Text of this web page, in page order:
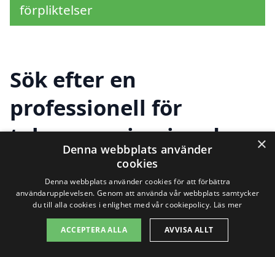
förpliktelser
Sök efter en
professionell för
takrenovering i andra
städer nära Kungsör
Att hitta rätt hjälp för takrenovering i
Kungsör kan ibland kännas
×
Denna webbplats använder
cookies
Denna webbplats använder cookies för att förbättra
användarupplevelsen. Genom att använda vår webbplats samtycker
du till alla cookies i enlighet med vår cookiepolicy. Läs mer
ACCEPTERA ALLA AVVISA ALLT